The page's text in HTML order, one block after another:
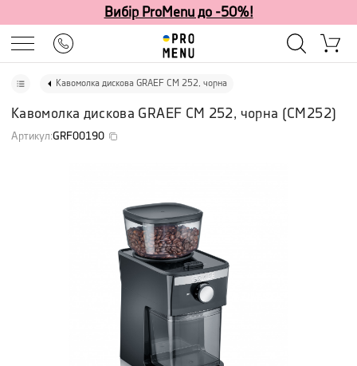
Вибір ProMenu до -50%!
Кавомолка дискова GRAEF CM 252, чорна
Кавомолка дискова GRAEF CM 252, чорна (CM252)
Артикул:GRF00190